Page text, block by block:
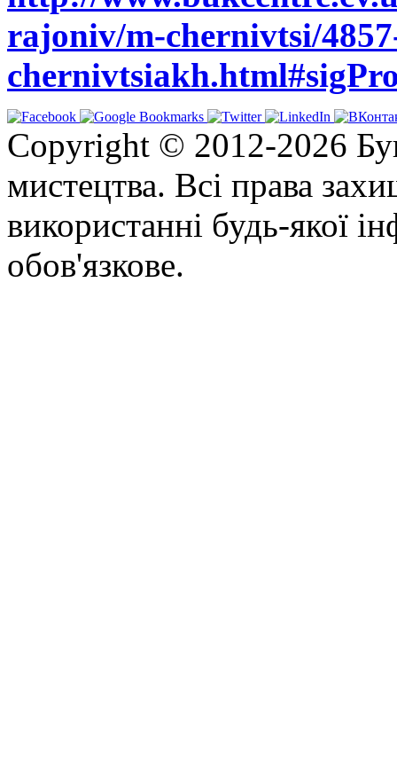
rajoniv/m-chernivtsi/
Copyright © 2012-2026
мистецтва. Всі права
використанні будь-якої
обов'язкове.